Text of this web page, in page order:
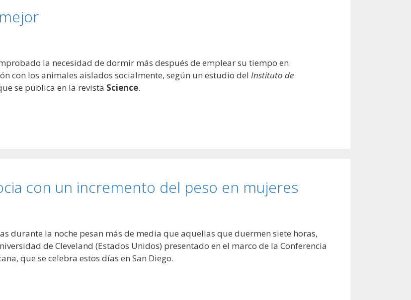
la necesidad de dormir más después de emplear su tiempo en
con los animales aislados socialmente, según un estudio del Instituto de
se publica en la revista Science.
con un incremento del peso en mujeres
durante la noche pesan más de media que aquellas que duermen siete horas,
de Cleveland (Estados Unidos) presentado en el marco de la Conferencia
que se celebra estos días en San Diego.